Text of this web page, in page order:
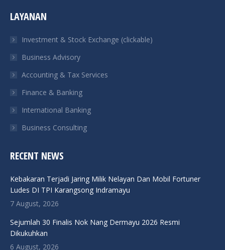
opens
new
window
opens
new
window
new
window
new
window
LAYANAN
Investment & Stock Exchange (clickable)
Business Advisory
Accounting & Tax Services
Finance & Banking
International Banking
Business Consulting
RECENT NEWS
Kebakaran Terjadi Jaring Milik Nelayan Dan Mobil Fortuner
Ludes DI TPI Karangsong Indramayu
7 August, 2026
Sejumlah 30 Finalis Nok Nang Dermayu 2026 Resmi
Dikukuhkan
6 August, 2026